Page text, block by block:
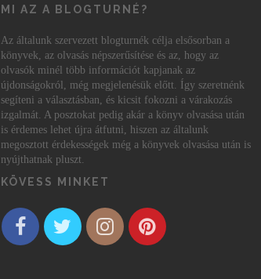
MI AZ A BLOGTURNÉ?
Az általunk szervezett blogturnék célja elsősorban a
könyvek, az olvasás népszerűsítése és az, hogy az
olvasók minél több információt kapjanak az
újdonságokról, még megjelenésük előtt. Így szeretnénk
segíteni a választásban, és kicsit fokozni a várakozás
izgalmát. A posztokat pedig akár a könyv olvasása után
is érdemes lehet újra átfutni, hiszen az általunk
megosztott érdekességek még a könyvek olvasása után is
nyújthatnak pluszt.
KÖVESS MINKET